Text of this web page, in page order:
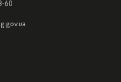
60